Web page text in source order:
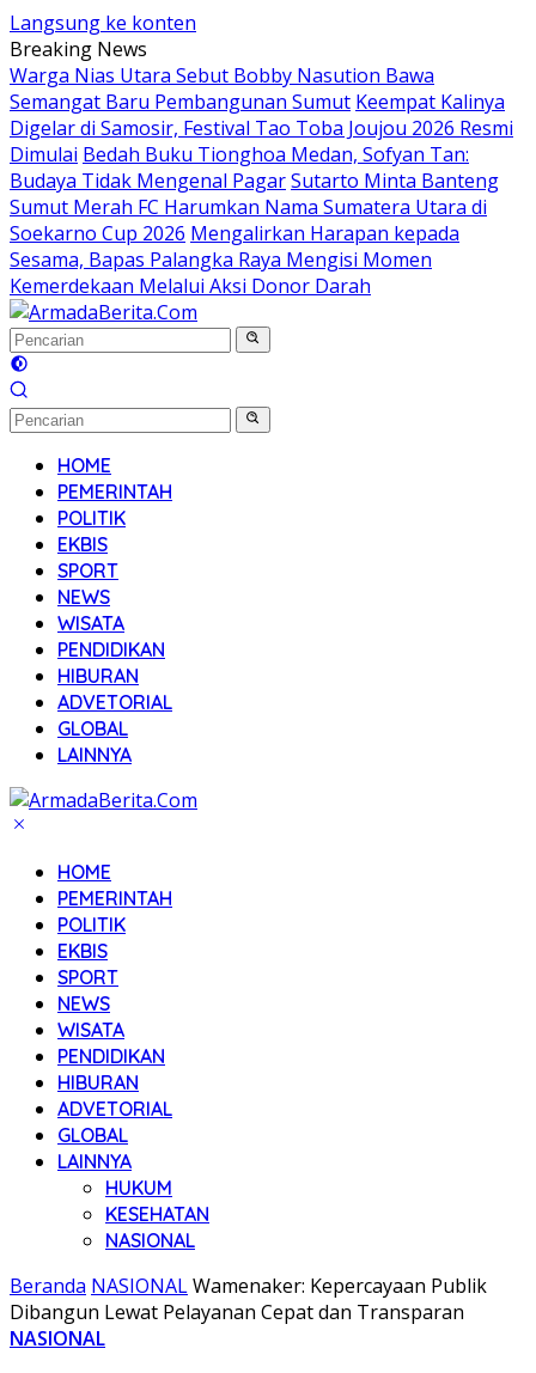
Langsung ke konten
Breaking News
Warga Nias Utara Sebut Bobby Nasution Bawa
Semangat Baru Pembangunan Sumut Keempat Kalinya
Digelar di Samosir, Festival Tao Toba Joujou 2026 Resmi
Dimulai Bedah Buku Tionghoa Medan, Sofyan Tan:
Budaya Tidak Mengenal PagarSutarto Minta Banteng
Sumut Merah FC Harumkan Nama Sumatera Utara di
Soekarno Cup 2026 Mengalirkan Harapan kepada
Sesama, Bapas Palangka Raya Mengisi Momen
Kemerdekaan Melalui Aksi Donor Darah
HOME
PEMERINTAH
POLITIK
EKBIS
SPORT
NEWS
WISATA
PENDIDIKAN
HIBURAN
ADVETORIAL
GLOBAL
LAINNYA
HOME
PEMERINTAH
POLITIK
EKBIS
SPORT
NEWS
WISATA
PENDIDIKAN
HIBURAN
ADVETORIAL
GLOBAL
LAINNYA
HUKUM
KESEHATAN
NASIONAL
Beranda NASIONALWamenaker: Kepercayaan Publik
Dibangun Lewat Pelayanan Cepat dan Transparan
NASIONAL